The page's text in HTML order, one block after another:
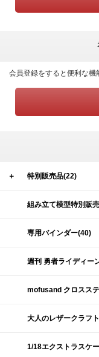
会員登録をすると便利な機
＋ 特別販売品(22)
組み立て模型特別販
専用バインダー(40)
週刊 勇者ライディー
mofusand クロスス
大人のレザークラフ
1/18エクストラスケ